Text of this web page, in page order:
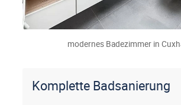
modernes Badezimmer in
Komplette Badsanierung